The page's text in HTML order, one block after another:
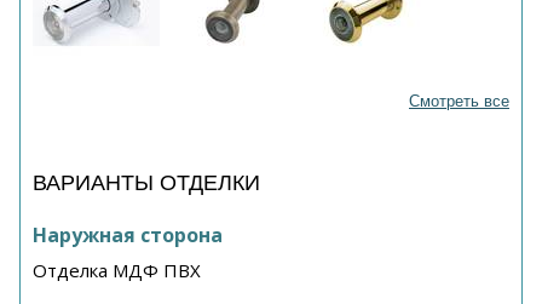
Смотреть все
ВАРИАНТЫ ОТДЕЛКИ
Наружная сторона
Отделка МДФ ПВХ